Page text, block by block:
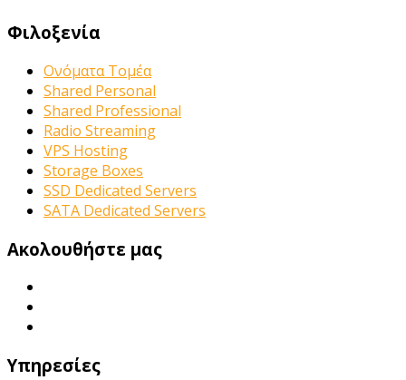
Φιλοξενία
Ονόματα Τομέα
Shared Personal
Shared Professional
Radio Streaming
VPS Hosting
Storage Boxes
SSD Dedicated Servers
SATA Dedicated Servers
Ακολουθήστε μας
Υπηρεσίες